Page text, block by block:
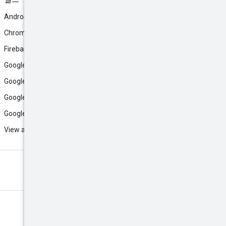
Android
Chrome
Firebase
Google AI Studio
Google Antigravity
Google Cloud
Google Play
View all